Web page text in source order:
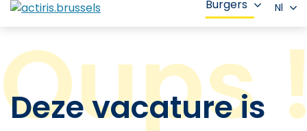
Burgers Nl
Deze vacature is